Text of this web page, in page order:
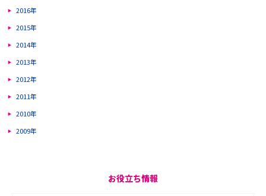
2016年
2015年
2014年
2013年
2012年
2011年
2010年
2009年
お役立ち情報